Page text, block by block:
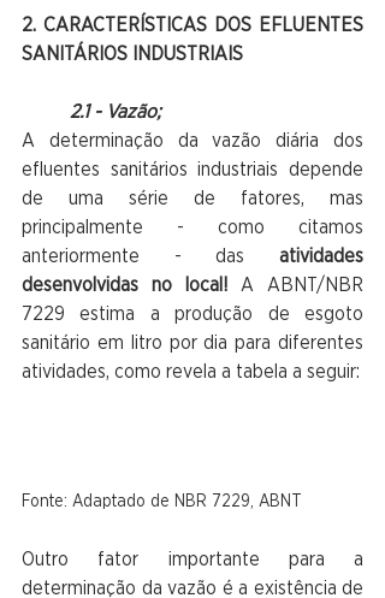
2. CARACTERÍSTICAS DOS EFLUENTES
SANITÁRIOS INDUSTRIAIS
2.1 - Vazão;
A determinação da vazão diária dos
efluentes sanitários industriais depende
de uma série de fatores, mas
principalmente - como citamos
anteriormente - das atividades
desenvolvidas no local! A ABNT/NBR
7229 estima a produção de esgoto
sanitário em litro por dia para diferentes
Fonte: Adaptado de NBR 7229, ABNT
Outro fator importante para a
determinação da vazão é a existência de